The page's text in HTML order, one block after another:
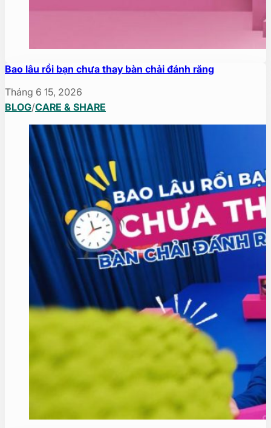
Bao lâu rồi bạn chưa thay bàn chải đánh răng
Tháng 6 15, 2026
BLOG/CARE & SHARE